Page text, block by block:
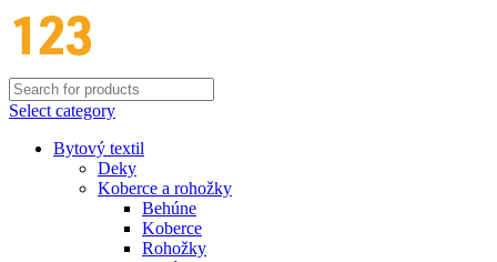
Select category
Bytový textil
Deky
Koberce a rohožky
Behúne
Koberce
Rohožky